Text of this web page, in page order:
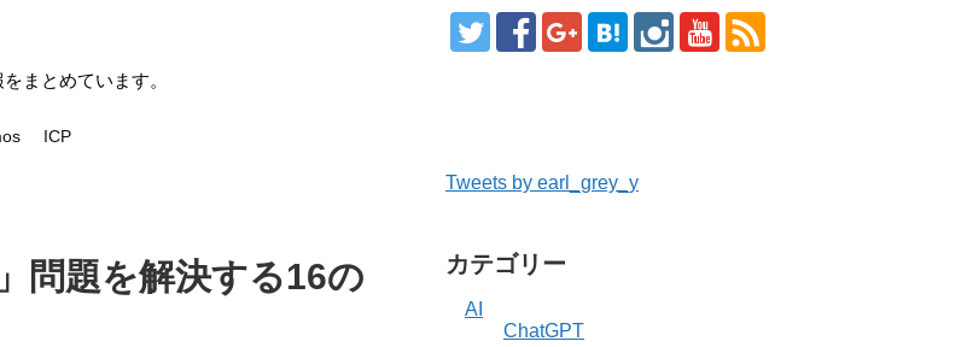
まとめています。
ICP
問題を解決する16の
Tweets by earl_grey_y
カテゴリー
AI
ChatGPT